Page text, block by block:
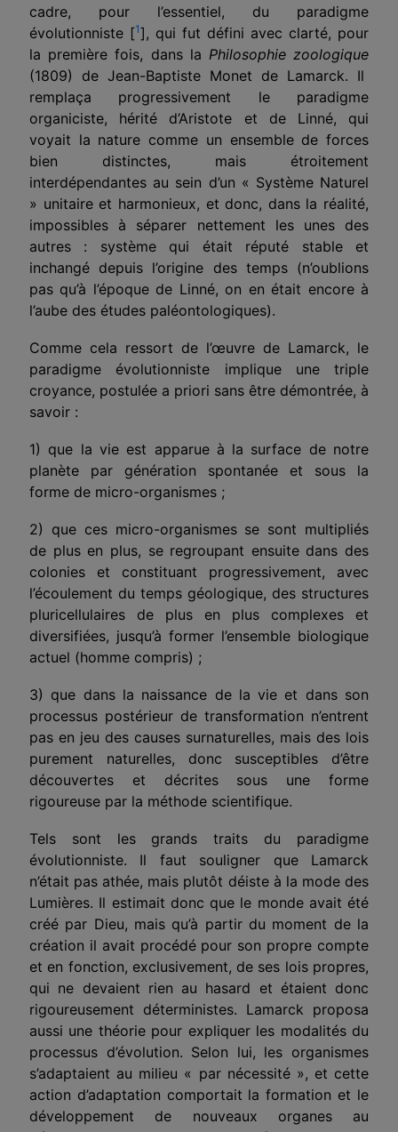
cadre, pour l’essentiel, du paradigme
évolutionniste [1], qui fut défini avec clarté, pour
la première fois, dans la Philosophie zoologique
(1809) de Jean-Baptiste Monet de Lamarck. Il
rem­plaça progressivement le paradigme
organiciste, hérité d’Aristote et de Linné, qui
voyait la nature comme un ensemble de forces
bien distinctes, mais étroitement
interdépendantes au sein d’un « Système Naturel
» uni­taire et harmonieux, et donc, dans la réalité,
impossibles à séparer nette­ment les unes des
autres : système qui était réputé stable et
inchangé depuis l’origine des temps (n’oublions
pas qu’à l’époque de Linné, on en était encore à
l’aube des études paléontologiques).
Comme cela ressort de l’œuvre de Lamarck, le
paradigme évolution­niste implique une triple
croyance, postulée a priori sans être démontrée, à
savoir :
1) que la vie est apparue à la surface de notre
planète par génération spontanée et sous la
forme de micro-organismes ;
2) que ces micro-organismes se sont multipliés
de plus en plus, se regrou­pant ensuite dans des
colonies et constituant progressivement, avec
l’écoulement du temps géologique, des structures
pluricellulaires de plus en plus complexes et
diversifiées, jusqu’à former l’ensemble biologique
actuel (homme compris) ;
3) que dans la naissance de la vie et dans son
processus postérieur de transformation n’entrent
pas en jeu des causes surnaturelles, mais des lois
purement naturelles, donc susceptibles d’être
découvertes et décrites sous une forme
rigoureuse par la méthode scientifique.
Tels sont les grands traits du paradigme
évolutionniste. Il faut souli­gner que Lamarck
n’était pas athée, mais plutôt déiste à la mode des
Lumières. Il estimait donc que le monde avait été
créé par Dieu, mais qu’à partir du moment de la
création il avait procédé pour son propre compte
et en fonction, exclusivement, de ses lois propres,
qui ne devaient rien au hasard et étaient donc
rigoureusement déterministes. Lamarck proposa
aussi une théorie pour expliquer les modalités du
processus d’évolution. Selon lui, les organismes
s’adaptaient au milieu « par nécessité », et cette
action d’adaptation comportait la formation et le
développement de nou­veaux organes au